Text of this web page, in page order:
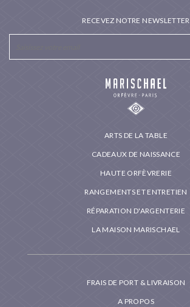
ARTS DE LA TABLE
CADEAUX DE NAISSANCE
HAUTE ORFÈVRERIE
RANGEMENTS ET ENTRETIEN
RÉPARATION D'ARGENTERIE
LA MAISON MARISCHAEL
FRAIS DE PORT & LIVRAISON
A PROPOS
RECEVEZ NOTRE NEWSLETTER